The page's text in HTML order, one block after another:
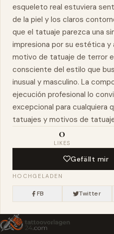
esqueleto real estuviera
de la piel y los claros
que el tatuaje parezca una
impresiona por su estética y
motivo de tatuaje de terror
consciente del estilo que
inusual y masculino. La
ejecución profesional lo
excepcional para cualquiera
tatuajes y motivos de
0
LIKES
Gefällt mir
HOCHGELADEN
FB Twitter